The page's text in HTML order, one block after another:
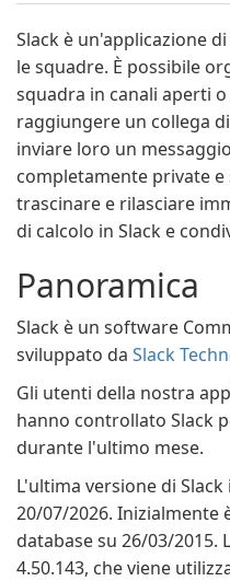
Slack è un'applicazione
le squadre. È possibile
squadra in canali aperti
raggiungere un collega
inviare loro un
completamente private
trascinare e rilasciare
di calcolo in Slack e
Panoramica
Slack è un software
sviluppato da Slack
Gli utenti della nostra
hanno controllato Slack
durante l'ultimo mese.
L'ultima versione di
20/07/2026.
database su 26/03/2015.
4.50.143, che viene